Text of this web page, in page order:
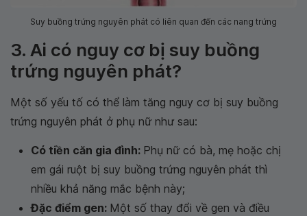
Suy buồng trứng nguyên phát có liên quan đến các nang trứng
3. Ai có nguy cơ bị suy buồng
trứng nguyên phát?
Một số yếu tố có thể làm tăng nguy cơ bị suy buồng
trứng nguyên phát ở phụ nữ như sau:
Có tiền căn gia đình: Phụ nữ có bà, mẹ hoặc chị
em gái ruột bị suy buồng trứng nguyên phát thì
nhiều khả năng mắc bệnh này;
Đặc điểm gen: Một số thay đổi về gen và điều